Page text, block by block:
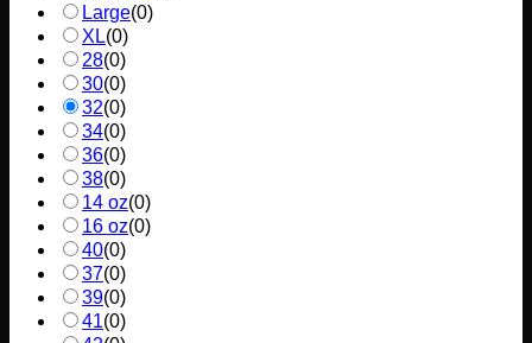
Large(0)
XL(0)
28(0)
30(0)
32(0)
34(0)
36(0)
38(0)
14 oz(0)
16 oz(0)
40(0)
37(0)
39(0)
41(0)